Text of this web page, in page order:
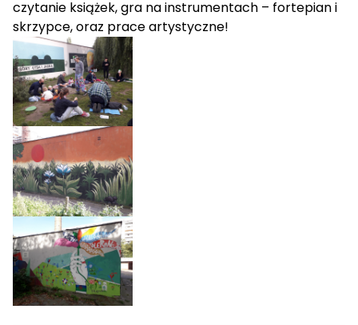
czytanie książek, gra na instrumentach – fortepian i
skrzypce, oraz prace artystyczne!